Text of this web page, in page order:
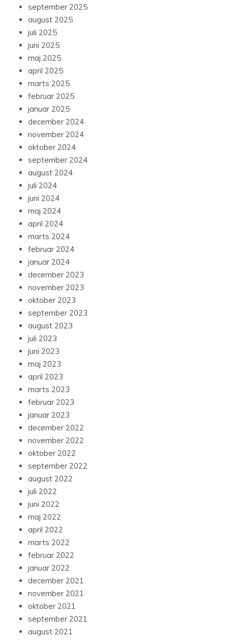
september 2025
august 2025
juli 2025
juni 2025
maj 2025
april 2025
marts 2025
februar 2025
januar 2025
december 2024
november 2024
oktober 2024
september 2024
august 2024
juli 2024
juni 2024
maj 2024
april 2024
marts 2024
februar 2024
januar 2024
december 2023
november 2023
oktober 2023
september 2023
august 2023
juli 2023
juni 2023
maj 2023
april 2023
marts 2023
februar 2023
januar 2023
december 2022
november 2022
oktober 2022
september 2022
august 2022
juli 2022
juni 2022
maj 2022
april 2022
marts 2022
februar 2022
januar 2022
december 2021
november 2021
oktober 2021
september 2021
august 2021